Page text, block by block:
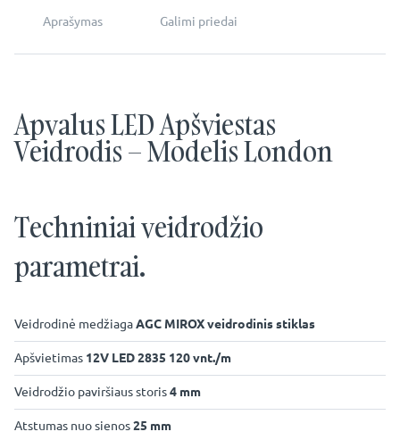
Aprašymas Galimi priedai
Apvalus LED Apšviestas
Veidrodis – Modelis London
Techniniai veidrodžio
parametrai.
Veidrodinė medžiagaAGC MIROX veidrodinis stiklas
Apšvietimas 12V LED 2835 120 vnt./m
Veidrodžio paviršiaus storis4 mm
Atstumas nuo sienos25 mm